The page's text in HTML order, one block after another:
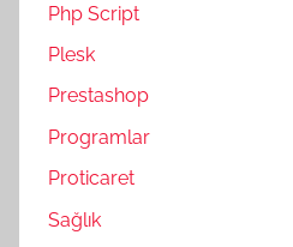
Php Script
Plesk
Prestashop
Programlar
Proticaret
Sağlık